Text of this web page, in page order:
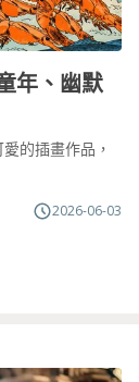
年、幽默
的插畫作品，
2026-06-03